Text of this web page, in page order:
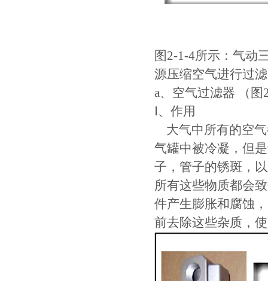
图2-1-4所示：气动
源压缩空气进行过
a、空气过滤器 （图
Ⅰ、作用
大气中所有的空
气罐中被冷凝，但
子，管子的锈斑，
所有这些物质都会
件产生膨胀和腐蚀
前去除这些杂质，